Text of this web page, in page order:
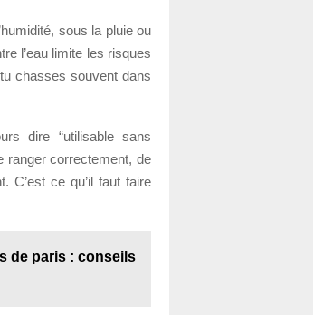
sous la pluie ou
l’eau limite les risques
chasses souvent dans
dire “utilisable sans
ranger correctement, de
C’est ce qu’il faut faire
de paris : conseils